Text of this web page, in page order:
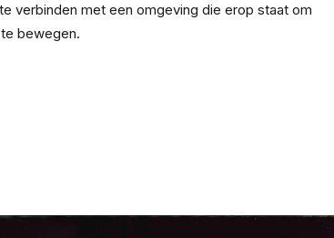
verbinden met een omgeving die erop staat om
bewegen.